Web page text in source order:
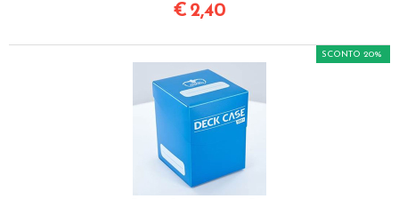
€ 2,40
SCONTO 20%